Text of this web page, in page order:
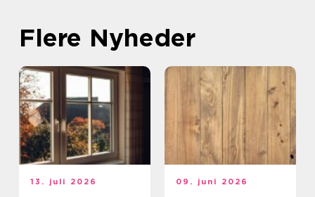
Flere Nyheder
13. juli 2026 09. juni 2026